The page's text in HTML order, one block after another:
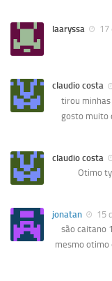
laaryssa
17
claudio costa
tirou minhas
gosto muito
claudio costa
Otimo
jonatan
15
são caitano
mesmo otimo